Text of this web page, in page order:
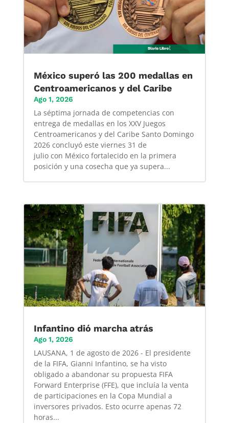
México superó las 200 medallas en
Centroamericanos y del Caribe
Ago 1, 2026
La séptima jornada de competencias con
entrega de medallas en los XXV Juegos
Centroamericanos y del Caribe Santo Domingo
2026 concluyó este viernes 31 de
julio con México fortalecido en la primera
posición y una cosecha que ya supera...
Infantino dió marcha atrás
Ago 1, 2026
LAUSANA, 1 de agosto de 2026 - El presidente
de la FIFA, Gianni Infantino, se ha visto
obligado a abandonar su propuesta FIFA
Forward Enterprise (FFE), que incluía la venta
de participaciones en la Copa Mundial a
inversores privados. Esto ocurre apenas 72
horas...